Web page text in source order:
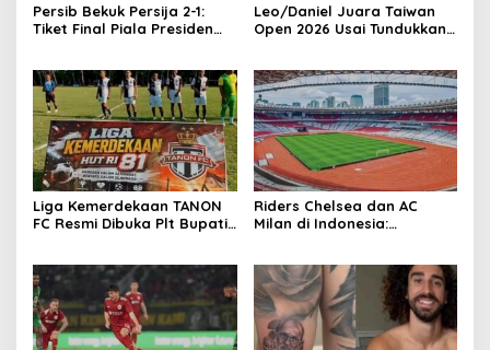
Persib Bekuk Persija 2-1:
Tiket Final Piala Presiden
Leo/Daniel Juara Taiwan
Open 2026 Usai Tundukkan
Liga Kemerdekaan TANON
FC Resmi Dibuka Plt Bupati
Riders Chelsea dan AC
Milan di Indonesia: